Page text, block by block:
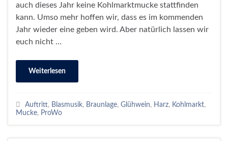
auch dieses Jahr keine Kohlmarktmucke stattfinden
kann. Umso mehr hoffen wir, dass es im kommenden
Jahr wieder eine geben wird. Aber natürlich lassen wir
euch nicht …
Weiterlesen
Auftritt, Blasmusik, Braunlage, Glühwein, Harz, Kohlmarkt,
Mucke, ProWo